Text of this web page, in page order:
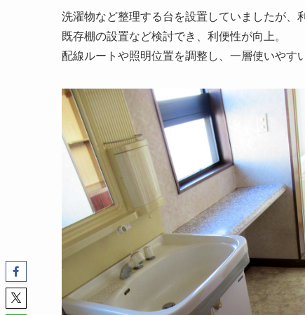
洗濯物など整理する台を設置していましたが、
既存棚の設置など検討でき、利便性が向上。
配線ルートや照明位置を調整し、一層使いやす